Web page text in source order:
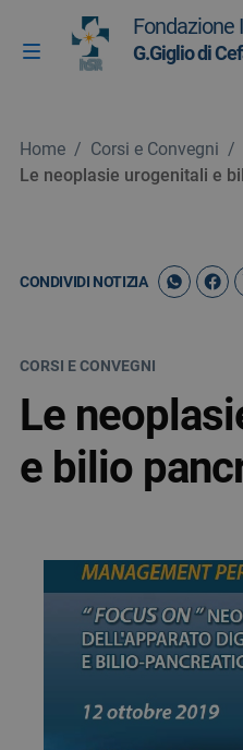
Vai ai contenuti
Vai al menu di
Vai al footer
Attiva / disattiva la
Fondazione
G.Giglio di
Home / Corsi e Convegni /
Le neoplasie urogenitali e
CONDIVIDI NOTIZIA
CORSI E CONVEGNI
Le
e bilio